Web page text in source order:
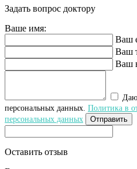
Задать вопрос доктору
Ваше имя:
Ваш
Ваш
Ваш
Даю
персональных данных. Политика в
персональных данных
Отправить
Оставить отзыв